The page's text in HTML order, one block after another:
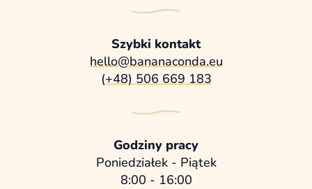
Szybki kontakt
hello@bananaconda.eu
(+48) 506 669 183
Godziny pracy
Poniedziałek - Piątek
8:00 - 16:00